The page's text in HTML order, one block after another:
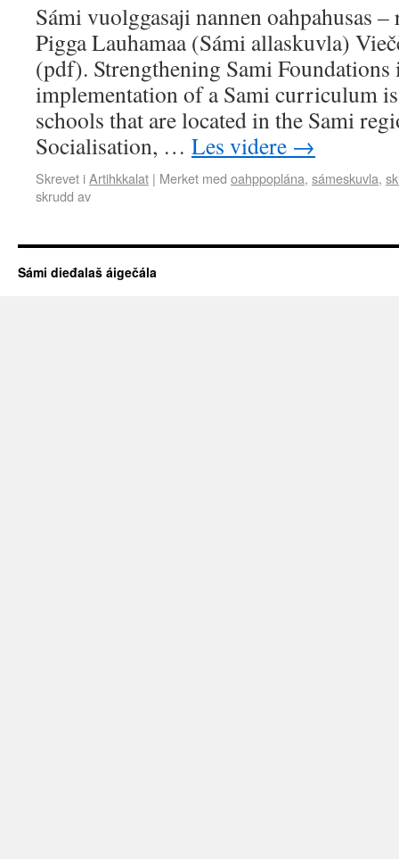
Sámi vuolggasaji nannen oahpahusas
Pigga Lauhamaa (Sámi allaskuvla)
(pdf). Strengthening Sami
implementation of a Sami curriculum
schools that are located in the Sami
Socialisation, … Les videre →
Skrevet iArtihkkalat | Merket med oahppoplána, sámeskuvla,
skrudd av
Sámi dieđalaš áigečála